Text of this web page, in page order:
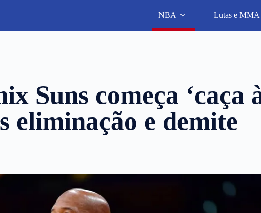
NBA Lutas e MMA
Suns começa ‘caça
eliminação e demite